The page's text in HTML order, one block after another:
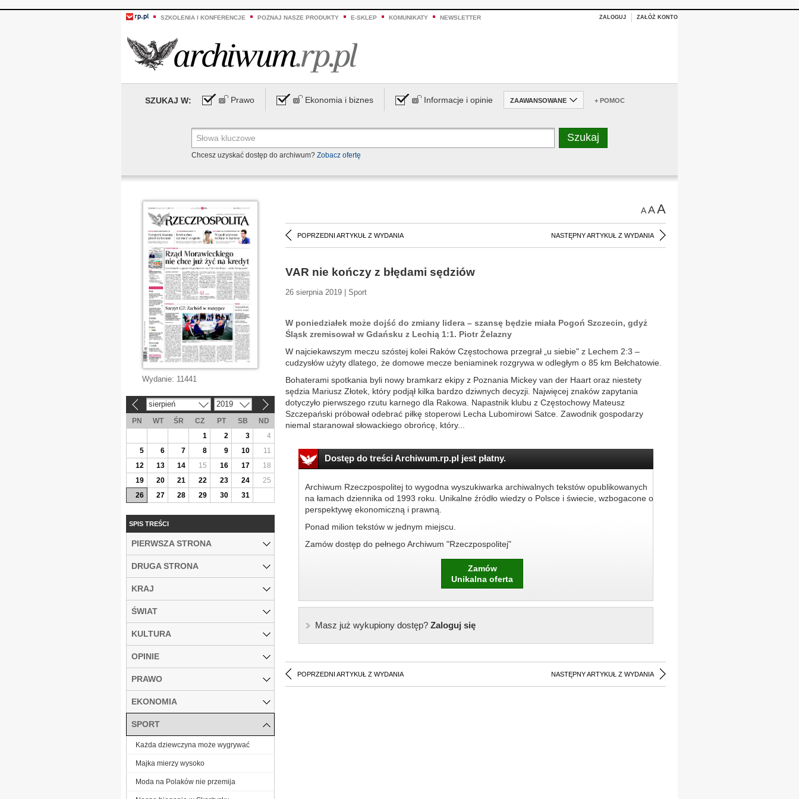
SZKOLENIA I KONFERENCJE POZNAJ NASZE PRODUKTY E-SKLEP KOMUNIKATY NEWSLETTER ZALOGUJ ZAŁÓŻ KONTO
SZUKAJ W: Prawo Ekonomia i biznes Informacje i opinie ZAAWANSOWANE + POMOC
Chcesz uzyskać dostęp do archiwum? Zobacz ofertę
AAA
POPRZEDNI ARTYKUŁ Z WYDANIA NASTĘPNY ARTYKUŁ Z WYDANIA
VAR nie kończy z błędami sędziów
26 sierpnia 2019 | Sport
W poniedziałek może dojść do zmiany lidera – szansę będzie miała Pogoń Szczecin, gdyż
Śląsk zremisował w Gdańsku z Lechią 1:1. Piotr Żelazny
W najciekawszym meczu szóstej kolei Raków Częstochowa przegrał „u siebie" z Lechem 2:3 –
cudzysłów użyty dlatego, że domowe mecze beniaminek rozgrywa w odległym o 85 km Bełchatowie.
Bohaterami spotkania byli nowy bramkarz ekipy z Poznania Mickey van der Haart oraz niestety
sędzia Mariusz Złotek, który podjął kilka bardzo dziwnych decyzji. Najwięcej znaków zapytania
dotyczyło pierwszego rzutu karnego dla Rakowa. Napastnik klubu z Częstochowy Mateusz
Szczepański próbował odebrać piłkę stoperowi Lecha Lubomirowi Satce. Zawodnik gospodarzy
niemal staranował słowackiego obrońcę, który...
Dostęp do treści Archiwum.rp.pl jest płatny.
Archiwum Rzeczpospolitej to wygodna wyszukiwarka archiwalnych tekstów opublikowanych
na łamach dziennika od 1993 roku. Unikalne źródło wiedzy o Polsce i świecie, wzbogacone o
perspektywę ekonomiczną i prawną.
Ponad milion tekstów w jednym miejscu.
Zamów dostęp do pełnego Archiwum "Rzeczpospolitej"
Zamów
Unikalna oferta
Masz już wykupiony dostęp?Zaloguj się
POPRZEDNI ARTYKUŁ Z WYDANIA NASTĘPNY ARTYKUŁ Z WYDANIA
Wydanie: 11441
sierpień 2019
PN WT ŚR CZ PT SB
ND
1
2 3
4
5
6 7 8 9 10
11
12
13 14 15 16 17
18
19
20 21 22 23 24
25
26
27 28 29 30 31
SPIS TREŚCI
PIERWSZA STRONA
DRUGA STRONA
KRAJ
ŚWIAT
KULTURA
OPINIE
PRAWO
EKONOMIA
SPORT
Każda dziewczyna może wygrywać
Majka mierzy wysoko
Moda na Polaków nie przemija